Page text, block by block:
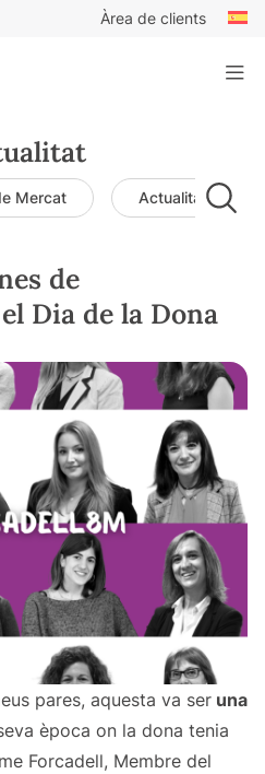
Àrea de clients
Mercat Actualitat de
de
Dia de la Dona
pares, aquesta va ser una
època on la dona tenia
Forcadell, Membre del